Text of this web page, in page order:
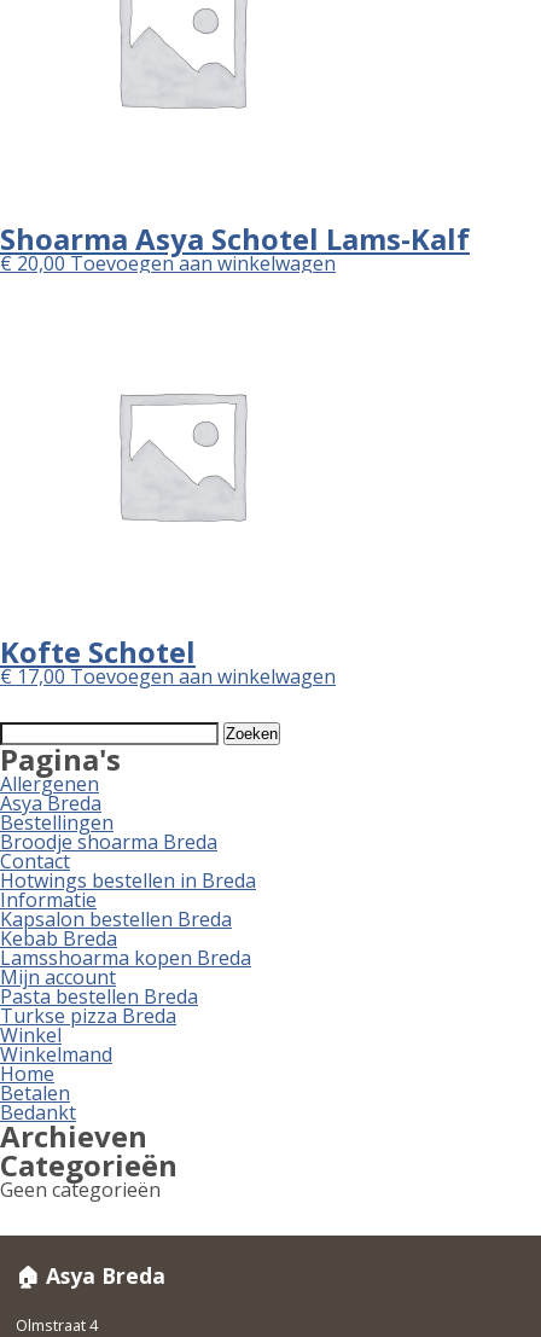
Shoarma Asya Schotel Lams-Kalf
€20,00Toevoegen aan winkelwagen
Kofte Schotel
€17,00Toevoegen aan winkelwagen
Zoeken
naar:
Pagina's
Allergenen
Asya Breda
Bestellingen
Broodje shoarma Breda
Contact
Hotwings bestellen in Breda
Informatie
Kapsalon bestellen Breda
Kebab Breda
Lamsshoarma kopen Breda
Mijn account
Pasta bestellen Breda
Turkse pizza Breda
Winkel
Winkelmand
Home
Betalen
Bedankt
Archieven
Categorieën
Geen categorieën
🏠 Asya Breda
Olmstraat 4